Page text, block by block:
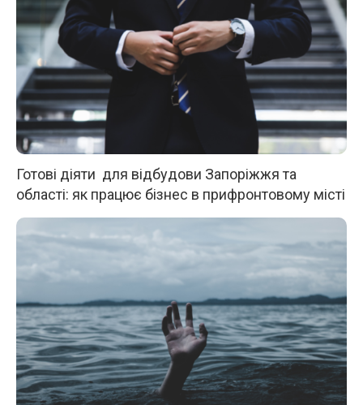
Готові діяти для відбудови Запоріжжя та
області: як працює бізнес в прифронтовому місті